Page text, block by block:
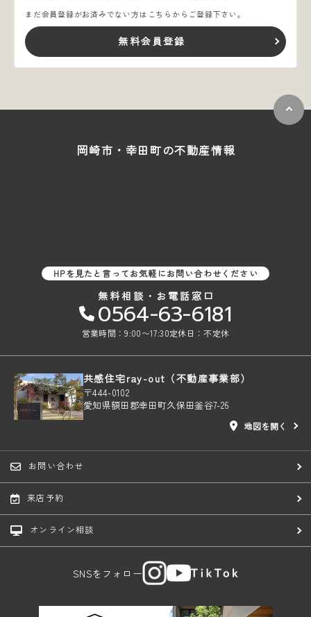
まだ会員登録がお済みでない方はこちらからご登録下さい。
無料会員登録
岡崎市・幸田町の不動産情報
HPを見たと言ってお気軽にお問い合わせください
無料相談・お電話窓口
0564-63-6181
営業時間：9:00〜17:30定休日：不定休
共感住宅ray-out（不動産事業部）
〒444-0102
愛知県額田郡幸田町久保田釜谷7-26
地図を開く
お問い合わせ
来店予約
オンライン相談
SNSをフォロー